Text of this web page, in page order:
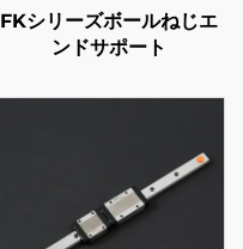
FKシリーズボールねじエ
ンドサポート